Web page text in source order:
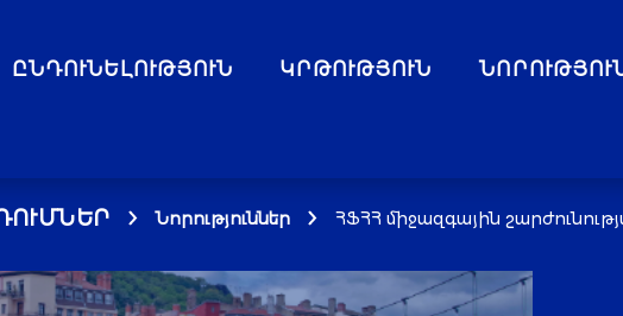
ԸՆԴՈՒՆԵԼՈՒԹՅՈՒՆ ԿՐԹՈՒԹՅՈՒՆ
Նորություններ ՀՖՀՀ միջազգային